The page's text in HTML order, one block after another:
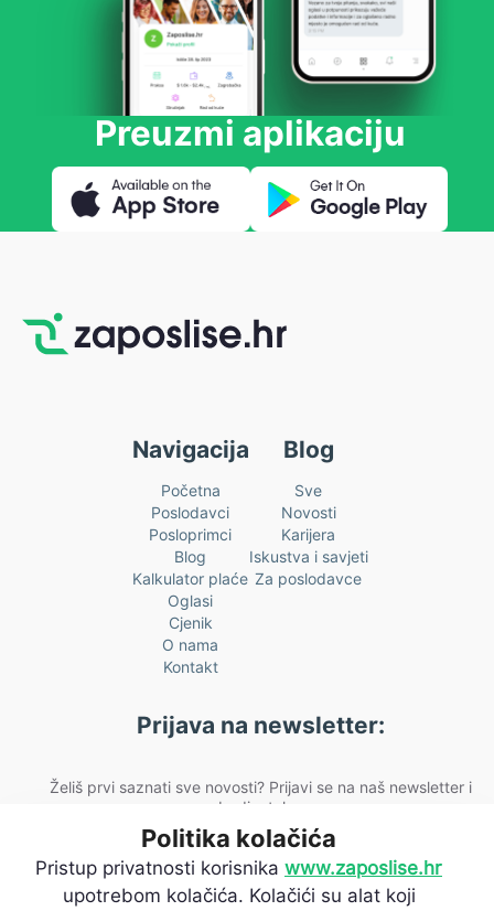
Preuzmi aplikaciju
Navigacija
Početna
Poslodavci
Posloprimci
Blog
Kalkulator plaće
Oglasi
Cjenik
O nama
Kontakt
Blog
Sve
Novosti
Karijera
Iskustva i savjeti
Za poslodavce
Prijava na newsletter:
Želiš prvi saznati sve novosti? Prijavi se na naš newsletter i
budi u toku.
[fluentform id="2"]
Politika kolačića
Pristup privatnosti korisnika www.zaposlise.hr
upotrebom kolačića. Kolačići su alat koji